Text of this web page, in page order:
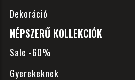
Dekoráció
NÉPSZERŰ KOLLEKCIÓK
Sale -60%
Gyerekeknek